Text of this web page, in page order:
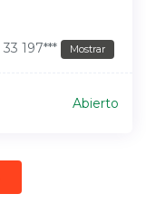
33 197*** Mostrar
Abierto